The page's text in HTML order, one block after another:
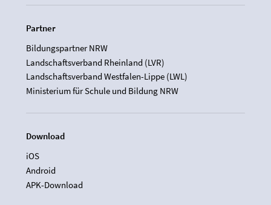
Partner
Bildungspartner NRW
Landschaftsverband Rheinland (LVR)
Landschaftsverband Westfalen-Lippe (LWL)
Ministerium für Schule und Bildung NRW
Download
iOS
Android
APK-Download